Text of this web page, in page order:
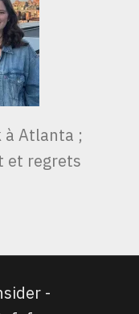
à Atlanta ;
et regrets
-